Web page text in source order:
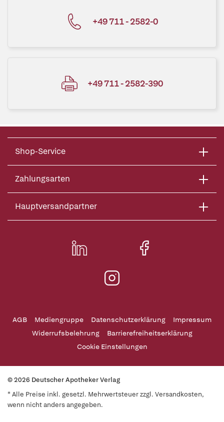
+49 711 - 2582-0
+49 711 - 2582-390
Shop-Service
Zahlungsarten
Hauptversandpartner
AGB Mediengruppe Datenschutzerklärung
Impressum
Widerrufsbelehrung
Barrierefreiheitserklärung
Cookie Einstellungen
© 2026 Deutscher Apotheker Verlag
* Alle Preise inkl. gesetzl. Mehrwertsteuer zzgl. Versandkosten,
wenn nicht anders angegeben.